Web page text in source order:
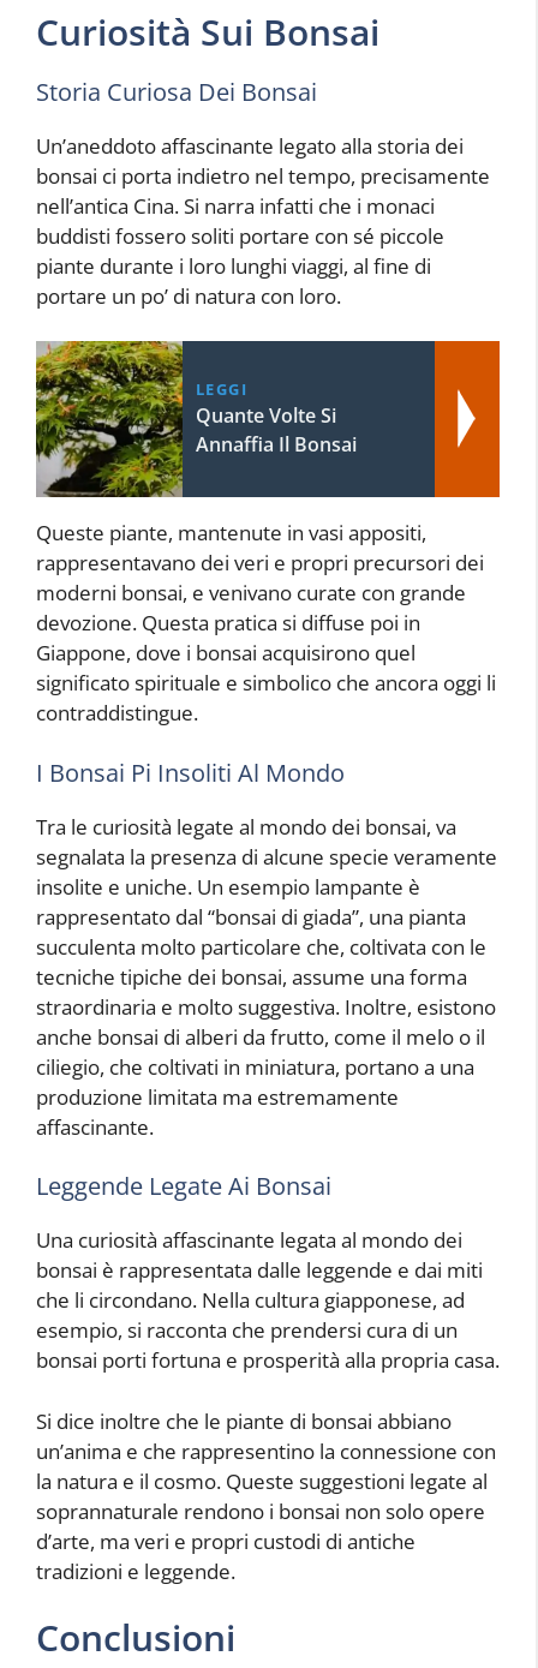
Curiosità Sui Bonsai
Storia Curiosa Dei Bonsai
Un’aneddoto affascinante legato alla storia dei
bonsai ci porta indietro nel tempo, precisamente
nell’antica Cina. Si narra infatti che i monaci
buddisti fossero soliti portare con sé piccole
piante durante i loro lunghi viaggi, al fine di
portare un po’ di natura con loro.
LEGGI
Quante Volte Si
Annaffia Il Bonsai
Queste piante, mantenute in vasi appositi,
rappresentavano dei veri e propri precursori dei
moderni bonsai, e venivano curate con grande
devozione. Questa pratica si diffuse poi in
Giappone, dove i bonsai acquisirono quel
significato spirituale e simbolico che ancora oggi li
contraddistingue.
I Bonsai Pi Insoliti Al Mondo
Tra le curiosità legate al mondo dei bonsai, va
segnalata la presenza di alcune specie veramente
insolite e uniche. Un esempio lampante è
rappresentato dal “bonsai di giada”, una pianta
succulenta molto particolare che, coltivata con le
tecniche tipiche dei bonsai, assume una forma
straordinaria e molto suggestiva. Inoltre, esistono
anche bonsai di alberi da frutto, come il melo o il
ciliegio, che coltivati in miniatura, portano a una
produzione limitata ma estremamente
affascinante.
Leggende Legate Ai Bonsai
Una curiosità affascinante legata al mondo dei
bonsai è rappresentata dalle leggende e dai miti
che li circondano. Nella cultura giapponese, ad
esempio, si racconta che prendersi cura di un
bonsai porti fortuna e prosperità alla propria casa.
Si dice inoltre che le piante di bonsai abbiano
un’anima e che rappresentino la connessione con
la natura e il cosmo. Queste suggestioni legate al
soprannaturale rendono i bonsai non solo opere
d’arte, ma veri e propri custodi di antiche
tradizioni e leggende.
Conclusioni